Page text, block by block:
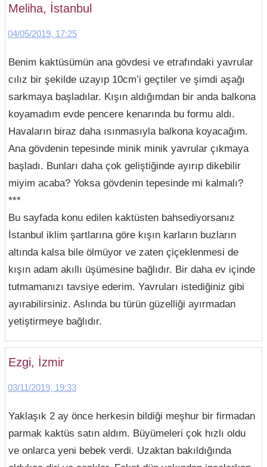
Meliha, İstanbul
04/05/2019, 17:25
Benim kaktüsümün ana gövdesi ve etrafındaki yavrular
cılız bir şekilde uzayıp 10cm’i geçtiler ve şimdi aşağı
sarkmaya başladılar. Kışın aldığımdan bir anda balkona
koyamadım evde pencere kenarında bu formu aldı.
Havaların biraz daha ısınmasıyla balkona koyacağım.
Ana gövdenin tepesinde minik minik yavrular çıkmaya
başladı. Bunları daha çok geliştiğinde ayırıp dikebilir
miyim acaba? Yoksa gövdenin tepesinde mi kalmalı?
***
Bu sayfada konu edilen kaktüsten bahsediyorsanız
İstanbul iklim şartlarına göre kışın karların buzların
altında kalsa bile ölmüyor ve zaten çiçeklenmesi de
kışın adam akıllı üşümesine bağlıdır. Bir daha ev içinde
tutmamanızı tavsiye ederim. Yavruları istediğiniz gibi
ayırabilirsiniz. Aslında bu türün güzelliği ayırmadan
yetiştirmeye bağlıdır.
Ezgi, İzmir
03/11/2019, 19:33
Yaklaşık 2 ay önce herkesin bildiği meşhur bir firmadan
parmak kaktüs satın aldım. Büyümeleri çok hızlı oldu
ve onlarca yeni bebek verdi. Uzaktan bakıldığında